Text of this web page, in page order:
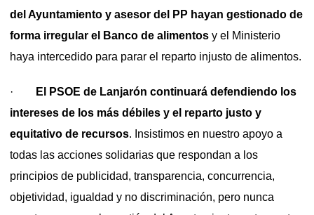
del Ayuntamiento y asesor del PP hayan gestionado de
forma irregular el Banco de alimentos y el Ministerio
haya intercedido para parar el reparto injusto de alimentos.
·
El PSOE de Lanjarón continuará defendiendo los
intereses de los más débiles y el reparto justo y
equitativo de recursos. Insistimos en nuestro apoyo a
todas las acciones solidarias que respondan a los
principios de publicidad, transparencia, concurrencia,
objetividad, igualdad y no discriminación, pero nunca